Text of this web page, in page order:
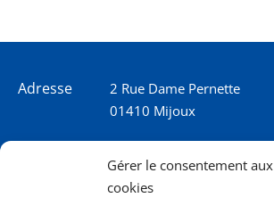
Gérer le consentement aux
cookies
Adresse
2 Rue Dame Pernette
01410 Mijoux
Mardi de 8h15 à 12h
Mercredi 8h15 à 12h